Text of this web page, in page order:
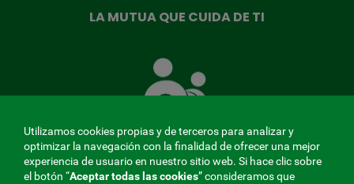
LA MUTUA QUE CUIDA DE TI
Mutua
que
ti
Utilizamos cookies propias y de terceros para analizar y
optimizar la navegación con la finalidad de ofrecer una mejor
experiencia de usuario en nuestro sitio web. Si hace clic sobre
el botón “Aceptar todas las cookies” consideramos que